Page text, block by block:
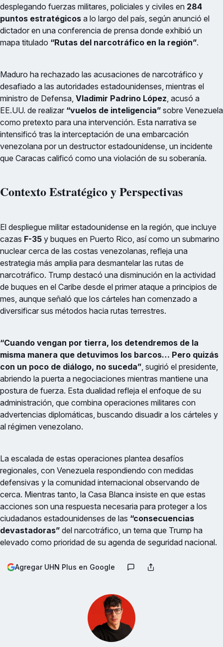
desplegando fuerzas militares, policiales y civiles en 284
puntos estratégicos a lo largo del país, según anunció el
dictador en una conferencia de prensa donde exhibió un
mapa titulado “Rutas del narcotráfico en la región”.
Maduro ha rechazado las acusaciones de narcotráfico y
desafiado a las autoridades estadounidenses, mientras el
ministro de Defensa, Vladimir Padrino López, acusó a
EE.UU. de realizar “vuelos de inteligencia” sobre Venezuela
como pretexto para una intervención. Esta narrativa se
intensificó tras la interceptación de una embarcación
venezolana por un destructor estadounidense, un incidente
que Caracas calificó como una violación de su soberanía.
Contexto Estratégico y Perspectivas
El despliegue militar estadounidense en la región, que incluye
cazas F-35 y buques en Puerto Rico, así como un submarino
nuclear cerca de las costas venezolanas, refleja una
estrategia más amplia para desmantelar las rutas de
narcotráfico. Trump destacó una disminución en la actividad
de buques en el Caribe desde el primer ataque a principios de
mes, aunque señaló que los cárteles han comenzado a
diversificar sus métodos hacia rutas terrestres.
“Cuando vengan por tierra, los detendremos de la
misma manera que detuvimos los barcos… Pero quizás
con un poco de diálogo, no suceda” , sugirió el presidente,
abriendo la puerta a negociaciones mientras mantiene una
postura de fuerza. Esta dualidad refleja el enfoque de su
administración, que combina operaciones militares con
advertencias diplomáticas, buscando disuadir a los cárteles y
al régimen venezolano.
La escalada de estas operaciones plantea desafíos
regionales, con Venezuela respondiendo con medidas
defensivas y la comunidad internacional observando de
cerca. Mientras tanto, la Casa Blanca insiste en que estas
acciones son una respuesta necesaria para proteger a los
ciudadanos estadounidenses de las “consecuencias
devastadoras” del narcotráfico, un tema que Trump ha
elevado como prioridad de su agenda de seguridad nacional.
Agregar UHN Plus en Google